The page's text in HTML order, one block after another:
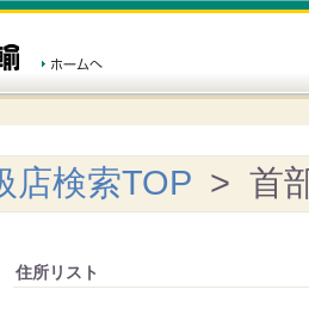
店検索TOP > 首
住所リスト